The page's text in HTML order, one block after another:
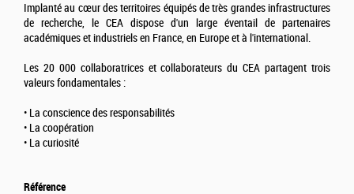
Implanté au cœur des territoires équipés de très grandes infrastructures
de recherche, le CEA dispose d'un large éventail de partenaires
académiques et industriels en France, en Europe et à l'international.
Les 20 000 collaboratrices et collaborateurs du CEA partagent trois
valeurs fondamentales :
• La conscience des responsabilités
• La coopération
• La curiosité
Référence